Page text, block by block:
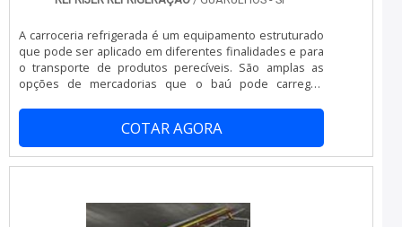
que entrega confiança e serviços de qualidade. Alguns
desses motivos são: Equipe multidisciplinar de
consultores associados; Profissionais com vasta
experiência na área de atuação; Equipe de alta
qualidade; Escritório de alta qualidade onde são
realizadas as atividades; Tecnologia altamente
avançada; Equipamentos de última geração.QUALIDADES
E PONTOS FORTES DA EMPRESASomente na China
Refrigeração as melhores opções sempre estão à
de itens oferecidos, como refrigeração para transporte
frigorífico e manutenção preventiva câmara fria.É uma
A carroceria refrigerada é um equipamento estruturado
que pode ser aplicado em diferentes finalidades e para
o transporte de produtos perecíveis. São amplas as
opções de mercadorias que o baú pode carregar:
medicamentos, carnes, entre outras.O baú é fabricado
para atender as demandas de distribuição de cargas
que são sensíveis a níveis de temperaturas distintos. A
estrutura é confeccionada a partir de materiais
COTAR AGORA